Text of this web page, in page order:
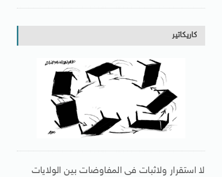
كاريكاتير
لا استقرار ولاثبات فى المفاوضات بين الولايات